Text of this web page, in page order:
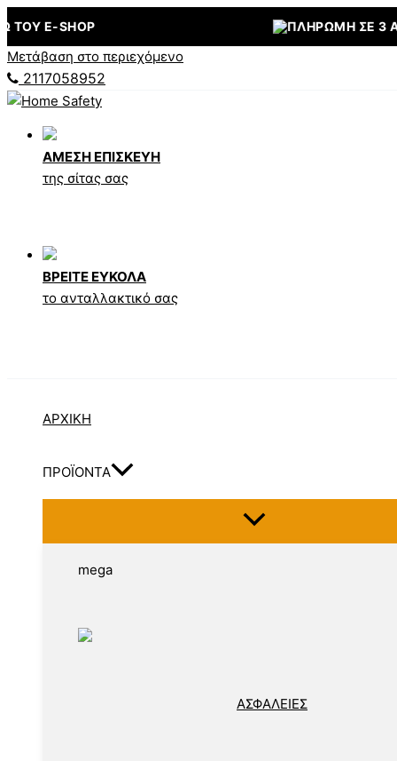
ΠΛΗΡΩΜΉ ΣΕ 3 ΆΤΟΚΕΣ
Μετάβαση στο περιεχόμενο
2117058952
ΑΜΕΣΗ ΕΠΙΣΚΕΥΗ
της σίτας σας
ΒΡΕΙΤΕ ΕΥΚΟΛΑ
το ανταλλακτικό σας
ΑΡΧΙΚΗ
ΠΡΟΪΟΝΤΑ
mega
ΑΣΦΑΛΕΙΕΣ